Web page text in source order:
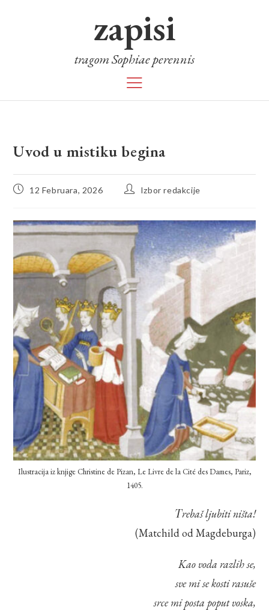
zapisi
tragom Sophiae perennis
Uvod u mistiku begina
12 Februara, 2026 Izbor redakcije
Ilustracija iz knjige Christine de Pizan, Le Livre de la Cité des Dames, Pariz,
1405.
Trebaš ljubiti ništa!
(Matchild od Magdeburga)
Kao voda razlih se,
sve mi se kosti rasuše
srce mi posta poput voska,